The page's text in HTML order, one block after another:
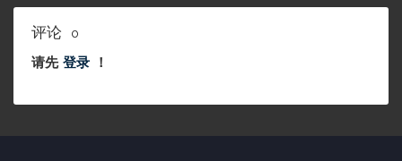
评论 0
请先 登录 ！